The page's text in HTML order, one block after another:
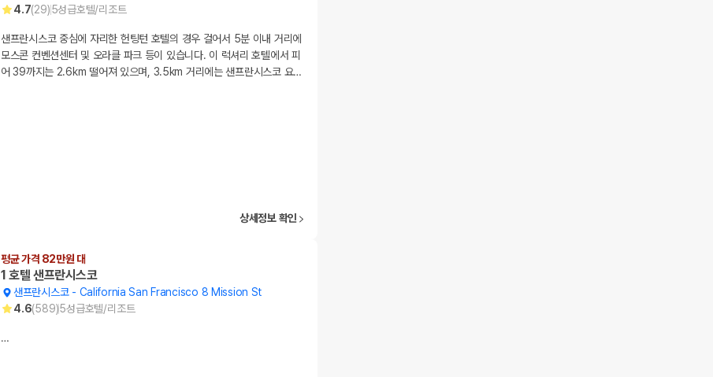
4.7(29)5성급호텔/리조트
샌프란시스코 중심에 자리한 헌팅턴 호텔의 경우 걸어서 5분 이내 거리에
모스콘 컨벤션센터 및 오라클 파크 등이 있습니다. 이 럭셔리 호텔에서 피
어 39까지는 2.6km 떨어져 있으며, 3.5km 거리에는 샌프란시스코 요…
상세정보 확인
평균 가격 82만원 대
1 호텔 샌프란시스코
샌프란시스코- California San Francisco 8 Mission St
4.6(589)5성급호텔/리조트
…